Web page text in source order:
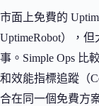
市面上免費的
UptimeRobot），
事。Simple Ops 比
和效能指標追蹤（
合在同一個免費方